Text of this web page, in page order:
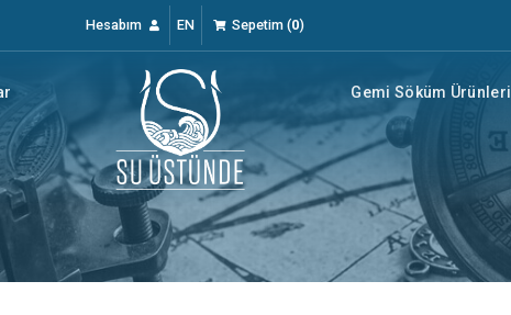
Hesabım EN Sepetim(0)
Gemi Söküm Ürünleri